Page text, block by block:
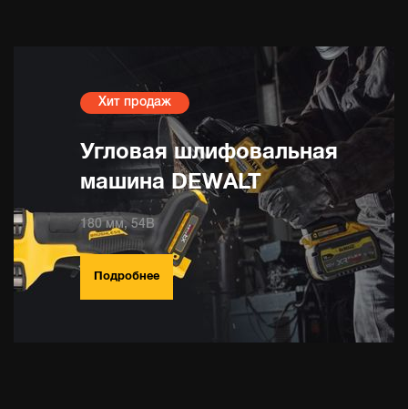
Хит продаж
Угловая шлифовальная
машина DEWALT
180 мм, 54В
Подробнее